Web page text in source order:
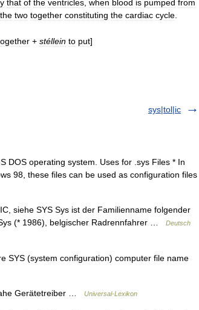
that of the ventricles when blood is pumped from
the two together constituting the cardiac cycle
+ stéllein to put]
sys|tol|ic
DOS operating system. Uses for .sys Files * In
98, these files can be used as configuration files
siehe SYS Sys ist der Familienname folgender
(* 1986), belgischer Radrennfahrer …
Deutsch
SYS (system configuration) computer file name
Gerätetreiber … Universal-Lexikon